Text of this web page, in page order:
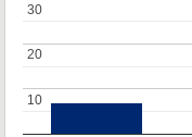
10
10
20
20
30
30